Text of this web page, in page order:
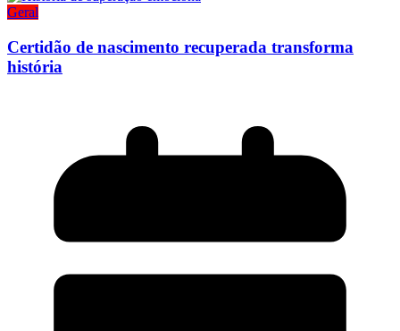
Geral
Certidão de nascimento recuperada transforma
história